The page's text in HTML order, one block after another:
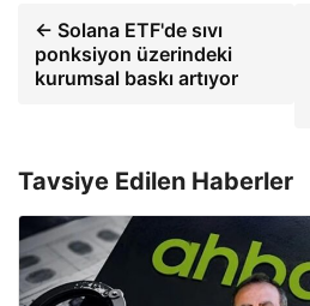
← Solana ETF'de sıvı
ponksiyon üzerindeki
kurumsal baskı artıyor
Tavsiye Edilen Haberler